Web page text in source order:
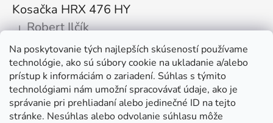
Na poskytovanie tých najlepších skúseností používame
technológie, ako sú súbory cookie na ukladanie a/alebo
prístup k informáciám o zariadení. Súhlas s týmito
technológiami nám umožní spracovávať údaje, ako je
správanie pri prehliadaní alebo jedinečné ID na tejto
stránke. Nesúhlas alebo odvolanie súhlasu môže
Kosačka HRX 476 HY
Hodnotenie produktu je 5 z 5 hviezdičiek.
| Robert Ilčík
Super. Odporúčam
Facebook